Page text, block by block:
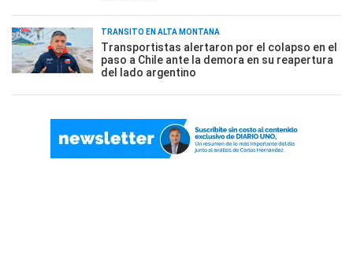
TRÁNSITO EN ALTA MONTAÑA
Transportistas alertaron por el colapso en el
paso a Chile ante la demora en su reapertura
del lado argentino